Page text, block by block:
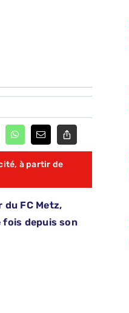
à partir de
FC Metz,
fois depuis son